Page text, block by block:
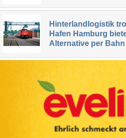
Hinterlandlogistik
Hafen Hamburg
Alternative per Bahn